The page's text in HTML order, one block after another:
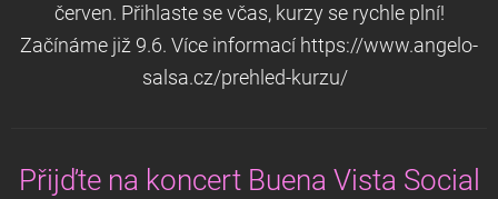
červen. Přihlaste se včas, kurzy se rychle plní!
Začínáme již 9.6. Více informací https://www.angelo-
salsa.cz/prehled-kurzu/
Přijďte na koncert Buena Vista Social